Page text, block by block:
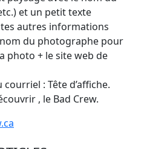
et un petit texte
autres informations
du photographe pour
photo + le site web de
: Tête d’affiche.
, le Bad Crew.